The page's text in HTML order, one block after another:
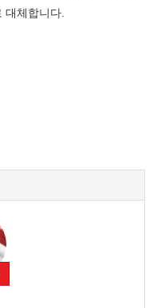
대체합니다.